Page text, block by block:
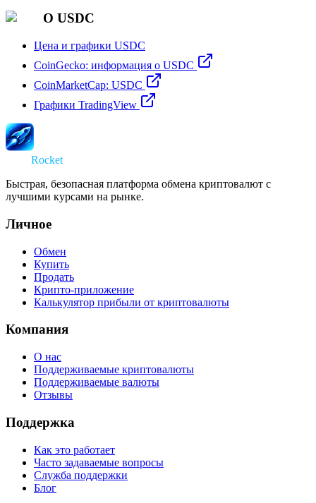
О USDC
Цена и графики USDC
CoinGecko: информация о USDC
CoinMarketCap: USDC
Графики TradingView
Rocket
Быстрая, безопасная платформа обмена криптовалют с
лучшими курсами на рынке.
Личное
Обмен
Купить
Продать
Крипто-приложение
Калькулятор прибыли от криптовалюты
Компания
О нас
Поддерживаемые криптовалюты
Поддерживаемые валюты
Отзывы
Поддержка
Как это работает
Часто задаваемые вопросы
Служба поддержки
Блог